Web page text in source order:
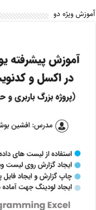
آموزش ویژه دو